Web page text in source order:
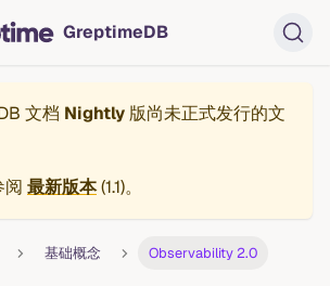
GreptimeDB
文档 Nightly 版尚未正式发行的文
阅 最新版本(1.1)。
基础概念 Observability 2.0